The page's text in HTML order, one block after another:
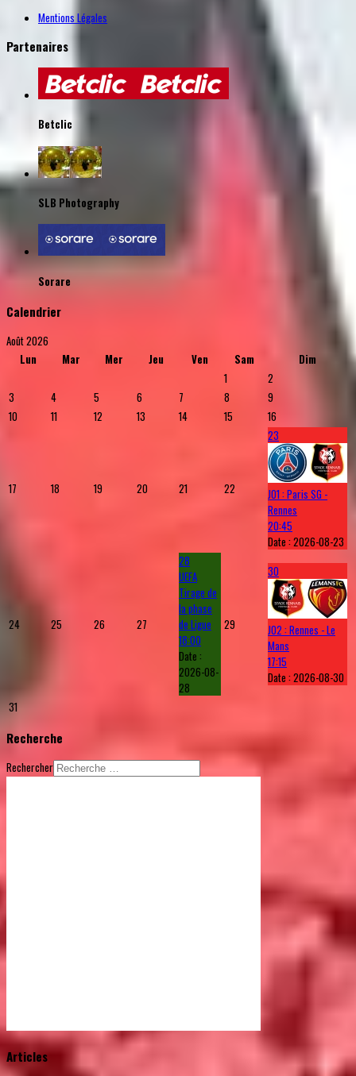
Mentions Légales
Partenaires
Betclic
SLB Photography
Sorare
Calendrier
Août 2026
Lun
Mar Mer Jeu Ven Sam
Dim
1
2
3
4 5 6 7 8
9
10
11 12 13 14 15 16
17 18 19 20 21 22
23
J01 : Paris SG -
Rennes
20:45
Date :2026-08-23
24 25 26 27
28
UEFA
Tirage de
la phase
de Ligue
18:00
Date :
2026-08-
28
29
30
J02 : Rennes - Le
Mans
17:15
Date :2026-08-30
31
Recherche
Rechercher
© FreeJoomla! 3 Modules - byVinaGecko.com
Articles